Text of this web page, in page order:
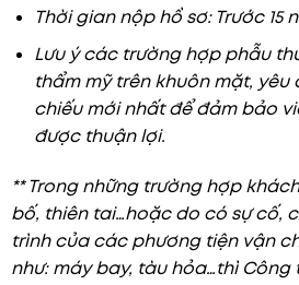
Thời gian nộp hồ sơ: Trước 15
Lưu ý các trường hợp phẫu
thẩm mỹ trên khuôn mặt,
chiếu mới nhất để đảm bảo
được thuận lợi.
** Trong những trường hợp
bố, thiên tai…hoặc do có sự cố,
trình của các phương tiện vận
như: máy bay, tàu hỏa…thì Công